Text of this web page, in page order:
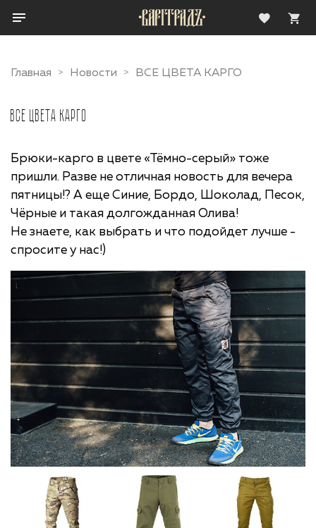
Главная Новости ВСЕ ЦВЕТА КАРГО
ВСЕ ЦВЕТА КАРГО
Брюки-карго в цвете «Тёмно-серый» тоже
пришли. Разве не отличная новость для вечера
пятницы!? А еще Синие, Бордо, Шоколад, Песок,
Чёрные и такая долгожданная Олива!
Не знаете, как выбрать и что подойдет лучше -
спросите у нас!)